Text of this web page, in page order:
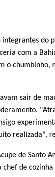
do
com a
o chumbinho,
sair de
realizada",
de Santo
de